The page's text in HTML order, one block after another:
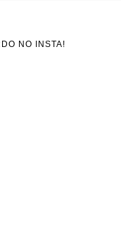
NO INSTA!